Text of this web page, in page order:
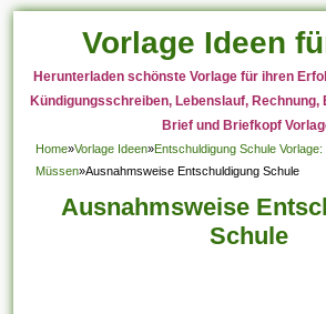
Vorlage Ideen
Herunterladen schönste Vorlage für ihren
Kündigungsschreiben, Lebenslauf, Rechnung,
Brief und Briefkopf
Home»Vorlage Ideen»Entschuldigung Schule
Müssen»Ausnahmsweise Entschuldigung Schule
Ausnahmsweise
Schule